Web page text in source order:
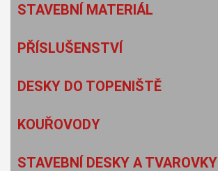
STAVEBNÍ MATERIÁL
PŘÍSLUŠENSTVÍ
DESKY DO TOPENIŠTĚ
KOUŘOVODY
STAVEBNÍ DESKY A TVAROVKY